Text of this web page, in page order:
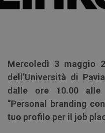
Mercoledì 3 maggio
dell’Università di Pavia
dalle ore 10.00 alle
“Personal branding
tuo profilo per il job